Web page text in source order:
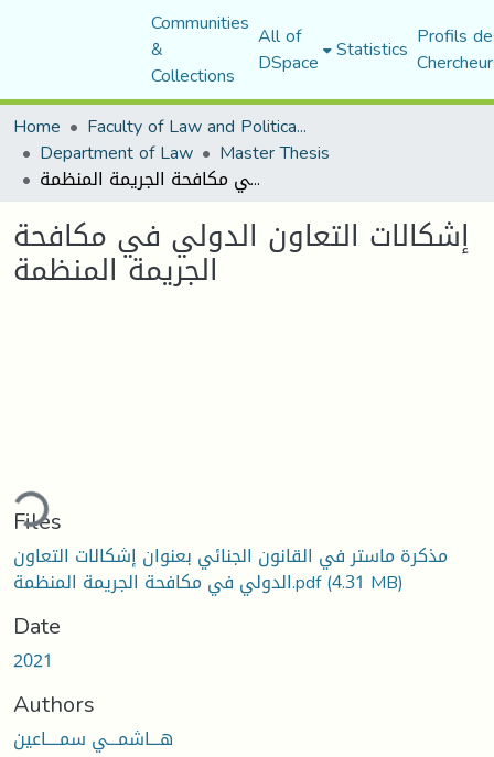
Communities
&
Collections
All of
DSpace Statistics Profils
Home
Faculty of Law and Political Science
Department of Law Master Thesis
إشكالات التعاون الدولي في مكافحة الجريمة المنظمة
إشكالات التعاون الدولي في مكافحة
الجريمة المنظمة
Files
مذكرة ماستر في القانون الجنائي بعنوان إشكالات التعاون
الدولي في مكافحة الجريمة المنظمة.pdf(4.31 MB)
Date
2021
Authors
هـــاشمـــي سمــــاعين